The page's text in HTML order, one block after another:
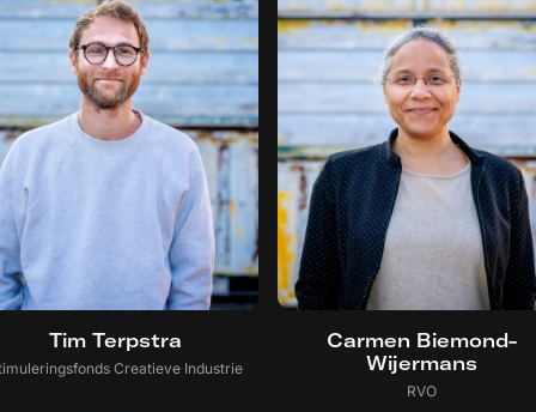
Tim Terpstra
Creatieve Industrie
Carmen Biemond-
Wijermans
RVO